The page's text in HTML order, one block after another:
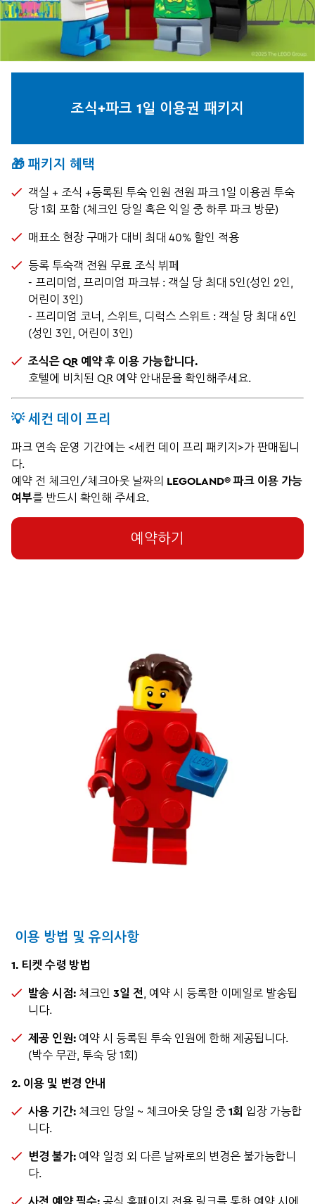
조식+파크 1일 이용권 패키지
🎁 패키지 혜택
객실 + 조식 +등록된 투숙 인원 전원 파크 1일 이용권 투숙
당 1회 포함 (체크인 당일 혹은 익일 중 하루 파크 방문)
매표소 현장 구매가 대비 최대 40% 할인 적용
등록 투숙객 전원 무료 조식 뷔페
- 프리미엄, 프리미엄 파크뷰 : 객실 당 최대 5인(성인 2인,
어린이 3인)
- 프리미엄 코너, 스위트, 디럭스 스위트 : 객실 당 최대 6인
(성인 3인, 어린이 3인)
조식은 QR 예약 후 이용 가능합니다.
호텔에 비치된 QR 예약 안내문을 확인해주세요.
💡 세컨 데이 프리
파크 연속 운영 기간에는 <세컨 데이 프리 패키지>가 판매됩니
다.
예약 전 체크인/체크아웃 날짜의 LEGOLAND® 파크 이용 가능
여부를 반드시 확인해 주세요.
예약하기
이용 방법 및 유의사항
1. 티켓 수령 방법
발송 시점: 체크인 3일 전 , 예약 시 등록한 이메일로 발송됩
니다.
제공 인원: 예약 시 등록된 투숙 인원에 한해 제공됩니다.
(박수 무관, 투숙 당 1회)
2. 이용 및 변경 안내
사용 기간: 체크인 당일 ~ 체크아웃 당일 중 1회 입장 가능합
니다.
변경 불가: 예약 일정 외 다른 날짜로의 변경은 불가능합니
다.
사전 예약 필수: 공식 홈페이지 전용 링크를 통한 예약 시에